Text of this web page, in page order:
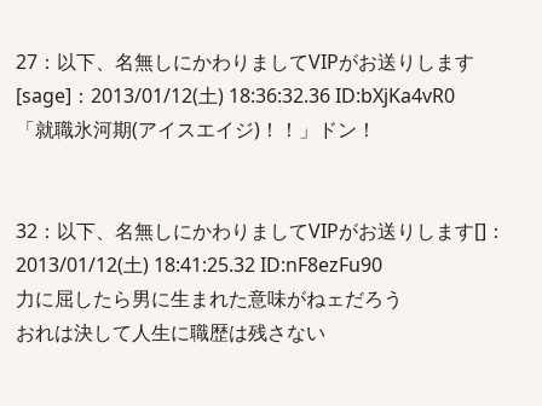
27：以下、名無しにかわりましてVIPがお送りします
[sage]：2013/01/12(土) 18:36:32.36 ID:bXjKa4vR0
「就職氷河期(アイスエイジ)！！」ドン！
32：以下、名無しにかわりましてVIPがお送りします[]：
2013/01/12(土) 18:41:25.32 ID:nF8ezFu90
力に屈したら男に生まれた意味がねェだろう
おれは決して人生に職歴は残さない